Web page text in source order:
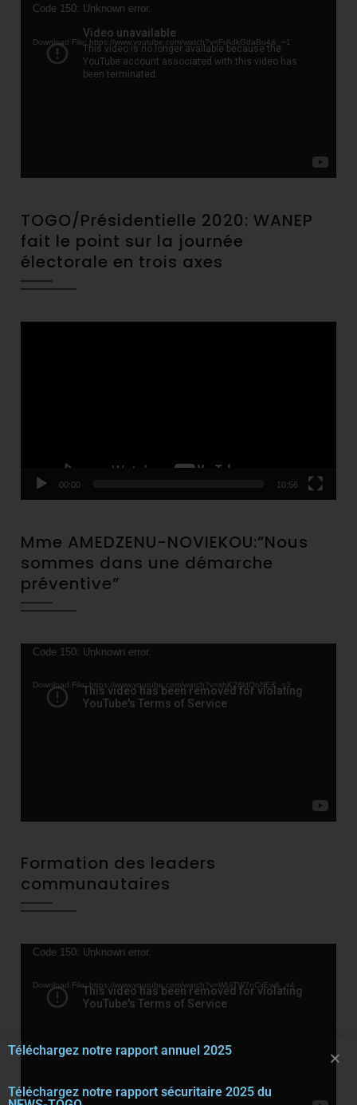
Video
Code 150: Unknown error.
Download File: https://www.youtube.com/watch?v=FrAdkGdaBu4&_=1
TOGO/Présidentielle 2020: WANEP
fait le point sur la journée
électorale en trois axes
00:00 10:56
Mme AMEDZENU-NOVIEKOU:”Nous
sommes dans une démarche
préventive”
Video
Code 150: Unknown error.
Download File: https://www.youtube.com/watch?v=shK28ldQnNE&_=3
Formation des leaders
communautaires
Video
Code 150: Unknown error.
Download File: https://www.youtube.com/watch?v=WUjTW7nCxEw&_=4
Téléchargez notre rapport annuel 2025
Téléchargez notre rapport sécuritaire 2025 du